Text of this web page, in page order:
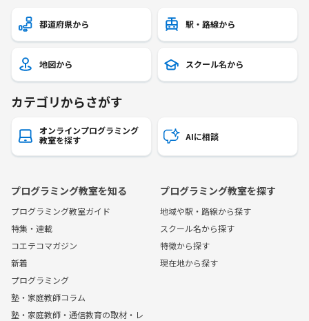
都道府県から 駅・路線から
地図から スクール名から
カテゴリからさがす
オンラインプログラミング
教室を探す
AIに相談
プログラミング教室を知る
プログラミング教室ガイド
特集・連載
コエテコマガジン
新着
プログラミング
塾・家庭教師コラム
塾・家庭教師・通信教育の取材・レ
プログラミング教室を探す
地域や駅・路線から探す
スクール名から探す
特徴から探す
現在地から探す